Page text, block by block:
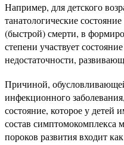
Например, для детского
танатологические
(быстрой) смерти, в
степени участвует
недостаточности,
Причиной,
инфекционного
состояние, которое у
состав
пороков развития входит